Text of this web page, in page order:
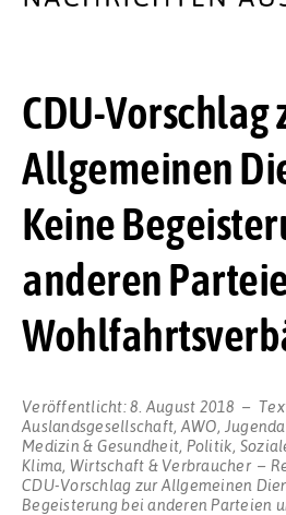
CDU-Vorschlag
Allgemeinen
Keine
anderen
Veröffentlicht:8. August 2018
Auslandsgesellschaft, AWO,
Medizin & Gesundheit, Politik,
Klima, Wirtschaft & Verbraucher
CDU-Vorschlag zur Allgemeinen
Begeisterung bei anderen Parteien